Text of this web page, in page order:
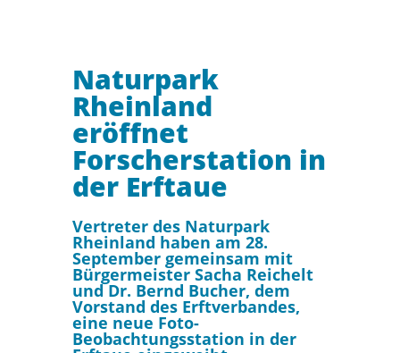
Naturpark
Rheinland
eröffnet
Forscherstation in
der Erftaue
Vertreter des Naturpark
Rheinland haben am 28.
September gemeinsam mit
Bürgermeister Sacha Reichelt
und Dr. Bernd Bucher, dem
Vorstand des Erftverbandes,
eine neue Foto-
Beobachtungsstation in der